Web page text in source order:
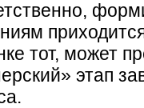
тот, может
этап